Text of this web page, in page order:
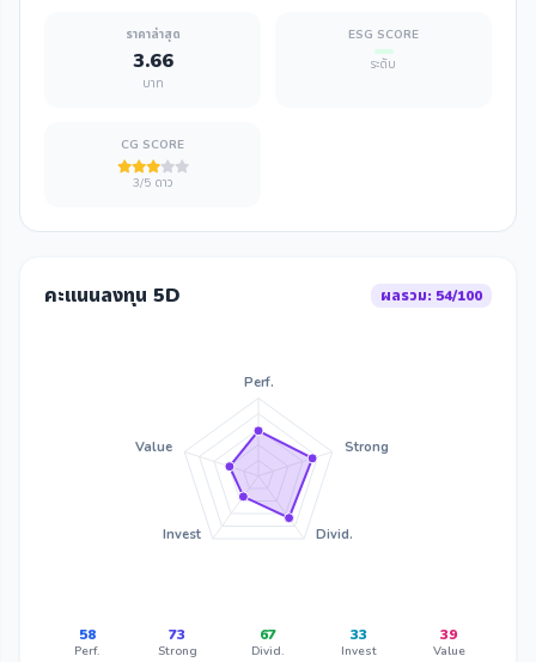
ราคาล่าสุด
3.66
บาท
ESG SCORE
ระดับ
CG SCORE
3/5 ดาว
คะแนนลงทุน 5D ผลรวม: 54/100
Perf.
Strong
Divid.
Invest
Value
58
Perf.
73
Strong
67
Divid.
33
Invest
39
Value